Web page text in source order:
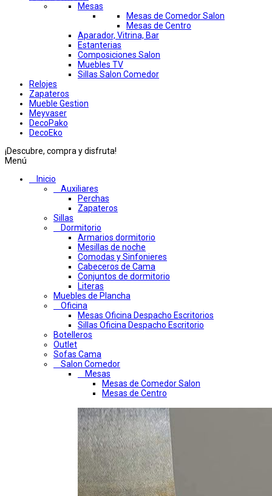
Mesas
Mesas de Comedor Salon
Mesas de Centro
Aparador, Vitrina, Bar
Estanterias
Composiciones Salon
Muebles TV
Sillas Salon Comedor
Relojes
Zapateros
Mueble Gestion
Meyvaser
DecoPako
DecoEko
¡Descubre, compra y disfruta!
Menú
Inicio
Auxiliares
Perchas
Zapateros
Sillas
Dormitorio
Armarios dormitorio
Mesillas de noche
Comodas y Sinfonieres
Cabeceros de Cama
Conjuntos de dormitorio
Literas
Muebles de Plancha
Oficina
Mesas Oficina Despacho Escritorios
Sillas Oficina Despacho Escritorio
Botelleros
Outlet
Sofas Cama
Salon Comedor
Mesas
Mesas de Comedor Salon
Mesas de Centro